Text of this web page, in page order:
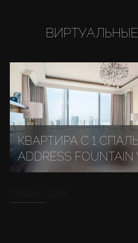
КВАРТИРА С 1
ADDRESS FOUNTAIN